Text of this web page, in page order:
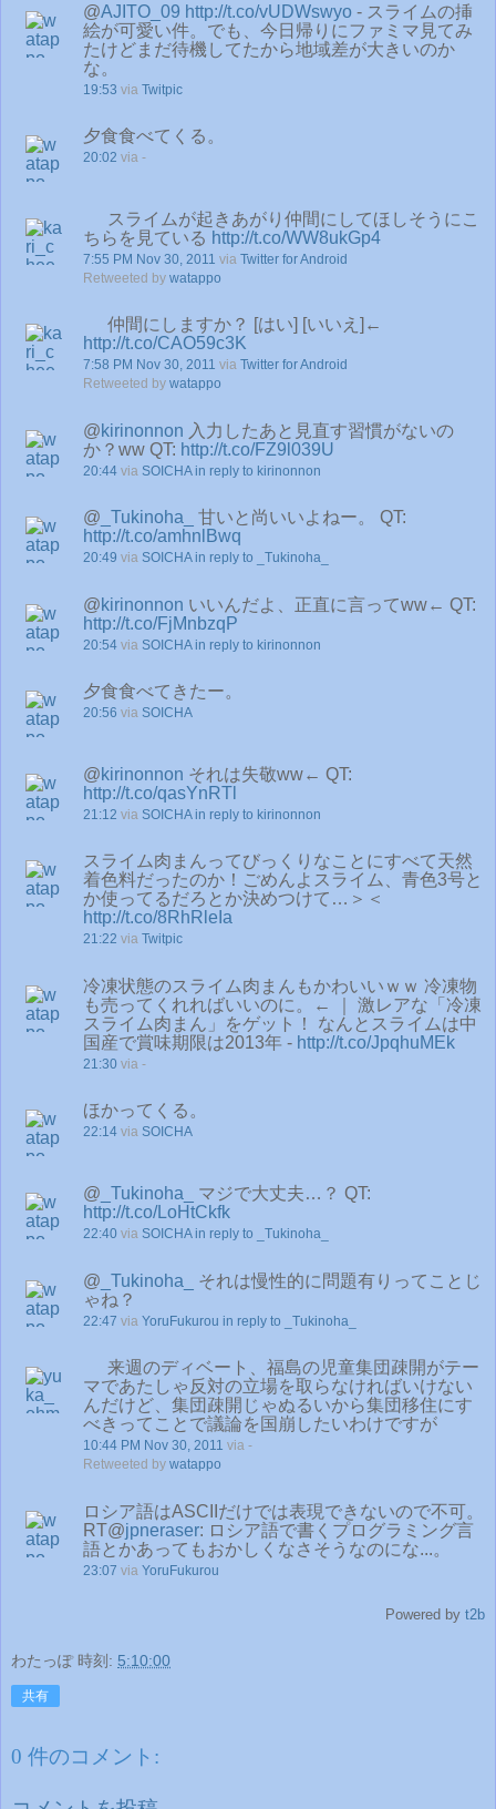
@AJITO_09 http://t.co/vUDWswyo - スライムの挿
絵が可愛い件。でも、今日帰りにファミマ見てみ
たけどまだ待機してたから地域差が大きいのか
な。
19:53 via Twitpic
夕食食べてくる。
20:02 via -
スライムが起きあがり仲間にしてほしそうにこ
ちらを見ている http://t.co/WW8ukGp4
7:55 PM Nov 30, 2011 via Twitter for Android
Retweeted by watappo
仲間にしますか？ [はい] [いいえ]←
http://t.co/CAO59c3K
7:58 PM Nov 30, 2011 via Twitter for Android
Retweeted by watappo
@kirinonnon 入力したあと見直す習慣がないの
か？ww QT: http://t.co/FZ9l039U
20:44 via SOICHA in reply to kirinonnon
@ _Tukinoha_
甘いと尚いいよねー。 QT:
http://t.co/amhnlBwq
20:49 via SOICHA in reply to _Tukinoha_
@kirinonnon いいんだよ、正直に言ってww← QT:
http://t.co/FjMnbzqP
20:54 via SOICHA in reply to kirinonnon
夕食食べてきたー。
20:56 via SOICHA
@kirinonnon それは失敬ww← QT:
http://t.co/qasYnRTl
21:12 via SOICHA in reply to kirinonnon
スライム肉まんってびっくりなことにすべて天然
着色料だったのか！ごめんよスライム、青色3号と
か使ってるだろとか決めつけて…＞＜
http://t.co/8RhRleIa
21:22 via Twitpic
冷凍状態のスライム肉まんもかわいいｗｗ 冷凍物
も売ってくれればいいのに。← ｜ 激レアな「冷凍
スライム肉まん」をゲット！ なんとスライムは中
国産で賞味期限は2013年 - http://t.co/JpqhuMEk
21:30 via -
ほかってくる。
22:14 via SOICHA
@ _Tukinoha_
マジで大丈夫…？ QT:
http://t.co/LoHtCkfk
22:40 via SOICHA in reply to _Tukinoha_
@ _Tukinoha_
それは慢性的に問題有りってことじ
ゃね？
22:47 via YoruFukurou in reply to _Tukinoha_
来週のディベート、福島の児童集団疎開がテー
マであたしゃ反対の立場を取らなければいけない
んだけど、集団疎開じゃぬるいから集団移住にす
べきってことで議論を国崩したいわけですが
10:44 PM Nov 30, 2011 via -
Retweeted by watappo
ロシア語はASCIIだけでは表現できないので不可。
RT@jpneraser: ロシア語で書くプログラミング言
語とかあってもおかしくなさそうなのにな...。
23:07 via YoruFukurou
Powered by t2b
わたっぽ 時刻: 5:10:00
共有
0 件のコメント: